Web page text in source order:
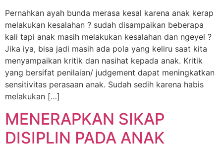
Pernahkan ayah bunda merasa kesal karena anak kerap
melakukan kesalahan ? sudah disampaikan beberapa
kali tapi anak masih melakukan kesalahan dan ngeyel ?
Jika iya, bisa jadi masih ada pola yang keliru saat kita
menyampaikan kritik dan nasihat kepada anak. Kritik
yang bersifat penilaian/ judgement dapat meningkatkan
sensitivitas perasaan anak. Sudah sedih karena habis
melakukan […]
MENERAPKAN SIKAP
DISIPLIN PADA ANAK